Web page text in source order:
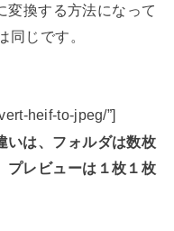
変換する方法になって
同じです。
heif-to-jpeg/”]
いは、フォルダは数枚
プレビューは１枚１枚